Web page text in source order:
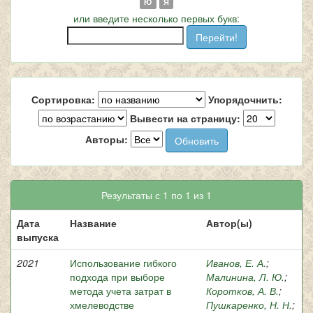
или введите несколько первых букв:
Сортировка:
Упорядочнить:
Вывести на страницу:
Авторы:
Результаты с 1 по 1 из 1
Дата
выпуска
Название Автор(ы)
2021
Использование гибкого
подхода при выборе
метода учета затрат в
хмелеводстве
Иванов, Е. А.;
Малинина, Л. Ю.;
Коротков, А. В.;
Пушкаренко, Н. Н.;